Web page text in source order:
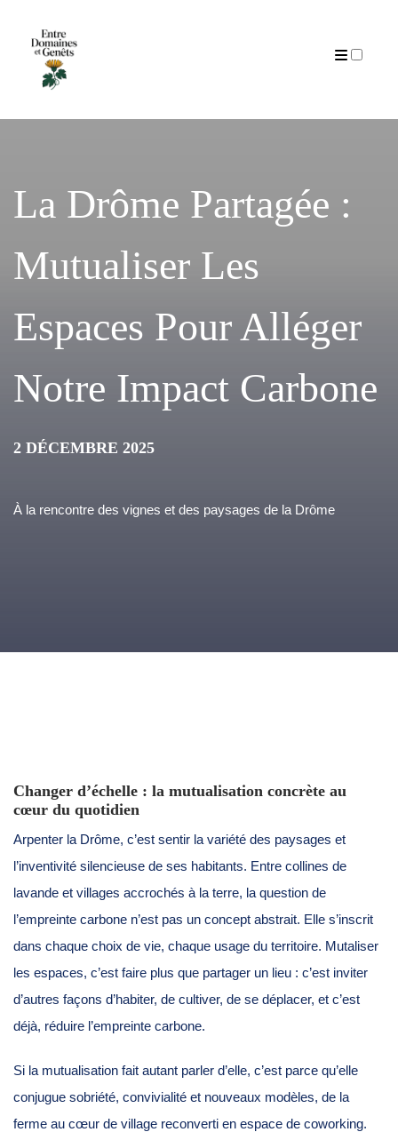
La Drôme Partagée :
Mutualiser Les
Espaces Pour Alléger
Notre Impact Carbone
2 DÉCEMBRE 2025
À la rencontre des vignes et des paysages de la Drôme
Changer d’échelle : la mutualisation concrète au
cœur du quotidien
Arpenter la Drôme, c’est sentir la variété des paysages et
l’inventivité silencieuse de ses habitants. Entre collines de
lavande et villages accrochés à la terre, la question de
l’empreinte carbone n’est pas un concept abstrait. Elle s’inscrit
dans chaque choix de vie, chaque usage du territoire. Mutaliser
les espaces, c’est faire plus que partager un lieu : c’est inviter
d’autres façons d’habiter, de cultiver, de se déplacer, et c’est
déjà, réduire l’empreinte carbone.
Si la mutualisation fait autant parler d’elle, c’est parce qu’elle
conjugue sobriété, convivialité et nouveaux modèles, de la
ferme au cœur de village reconverti en espace de coworking.